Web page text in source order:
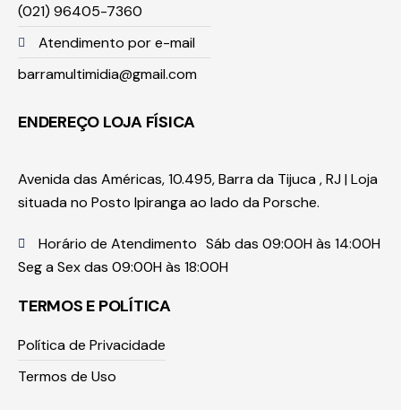
(021) 96405-7360
Atendimento por e-mail
barramultimidia@gmail.com
ENDEREÇO LOJA FÍSICA
Avenida das Américas, 10.495, Barra da Tijuca , RJ | Loja
situada no Posto Ipiranga ao lado da Porsche.
Horário de Atendimento Sáb das 09:00H às 14:00H
Seg a Sex das 09:00H às 18:00H
TERMOS E POLÍTICA
Política de Privacidade
Termos de Uso